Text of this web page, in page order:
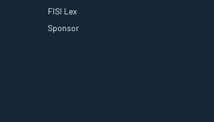
FISI Lex
Sponsor